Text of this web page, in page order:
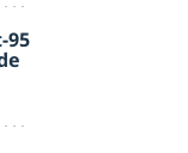
95